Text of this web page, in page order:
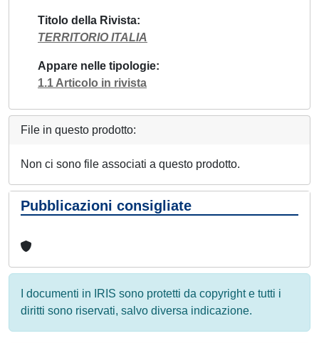
Titolo della Rivista
TERRITORIO ITALIA
Appare nelle tipologie
1.1 Articolo in rivista
File in questo prodotto:
Non ci sono file associati a questo prodotto.
Pubblicazioni consigliate
I documenti in IRIS sono protetti da copyright e tutti i
diritti sono riservati, salvo diversa indicazione.